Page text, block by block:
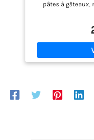
pâtes à gâteaux,
mayonnaises
moteur de 200
facilement vos
PRATIQUE : une
commande unique
réseau de 6200